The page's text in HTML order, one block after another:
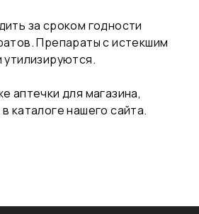
за сроком годности
Препараты с истекшим
аптечки для магазина,
каталоге нашего сайта.